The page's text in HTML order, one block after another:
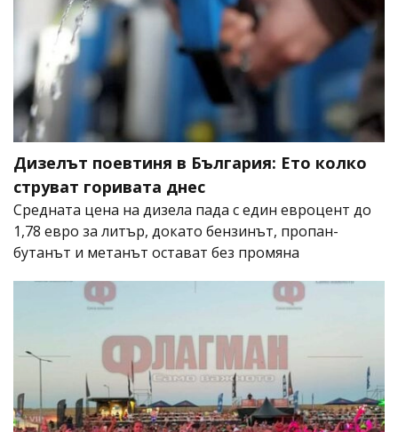
Дизелът поевтиня в България: Ето колко
струват горивата днес
Средната цена на дизела пада с един евроцент до
1,78 евро за литър, докато бензинът, пропан-
бутанът и метанът остават без промяна